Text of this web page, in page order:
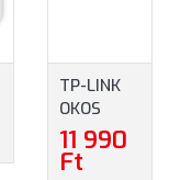
TP-LINK
OKOS
KAPCSOLÓ
MODUL
11 990
Ft